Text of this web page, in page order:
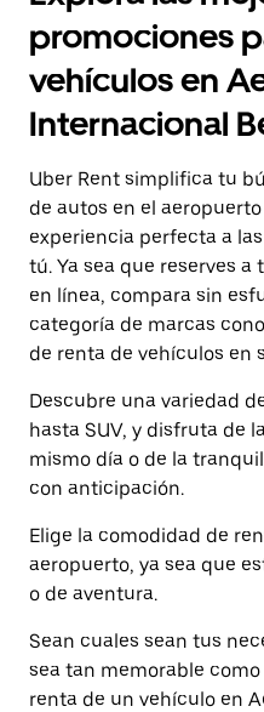
Presiona
la
tecla Esc
para
cerrar
calendario.
selecciona
fecha.
la
para
cerrar
el
calendario.
promociones
vehículos en
Internacional
Uber Rent simplifica tu
de autos en el
experiencia perfecta a
tú. Ya sea que reserves a
en línea, compara sin
categoría de marcas
de renta de vehículos en
Descubre una variedad
hasta SUV, y disfruta de
mismo día o de la
con anticipación.
Elige la comodidad de
aeropuerto, ya sea que
o de aventura.
Sean cuales sean tus
sea tan memorable
renta de un vehículo en